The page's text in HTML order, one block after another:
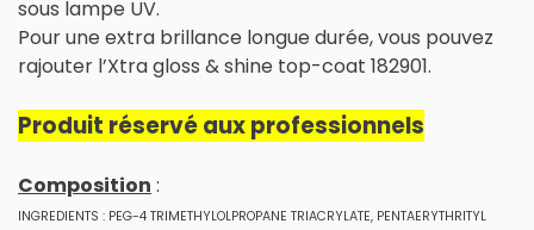
sous lampe UV.
Pour une extra brillance longue durée, vous pouvez
rajouter l’Xtra gloss & shine top-coat 182901.
Produit réservé aux professionnels
Composition :
INGREDIENTS : PEG-4 TRIMETHYLOLPROPANE TRIACRYLATE, PENTAERYTHRITYL